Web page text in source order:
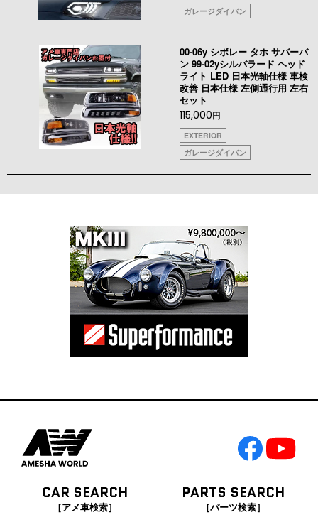
ガレージダイバン
00-06y シボレー タホ サバーバ
ン 99-02yシルバラード ヘッド
ライト LED 日本光軸仕様 車検
改善 日本仕様 左側通行用 左右
セット
115,000円
EXTERIOR
ガレージダイバン
CAR SEARCH
［アメ車検索］
PARTS SEARCH
［パーツ検索］